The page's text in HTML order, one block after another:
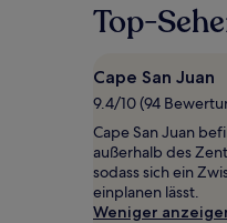
Top-
Cape San Juan
9.4/10 (94
Cape San Juan
außerhalb des
sodass sich ein
einplanen lässt.
Weniger